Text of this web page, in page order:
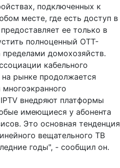
подключенных к
месте, где есть доступ в
ее только в
полноценный ОТТ-
домохозяйств.
кабельного
рынке продолжается
внедряют платформы
имеющиеся у абонента
Это основная тенденция
вещательного ТВ
годы", - сообщил он.